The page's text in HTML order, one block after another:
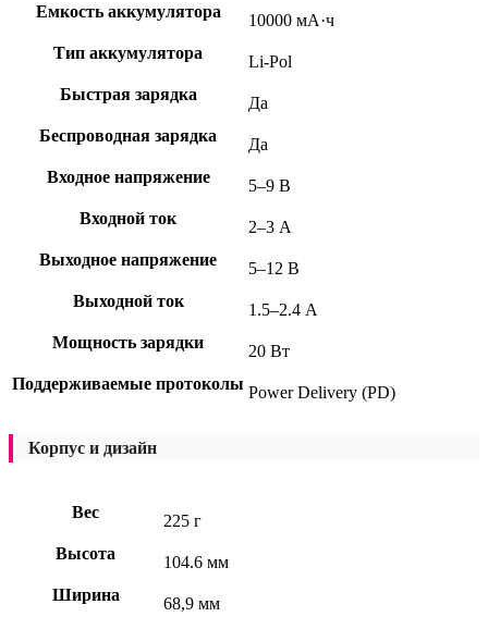
Емкость аккумулятора
10000 мА·ч
Тип аккумулятора
Li-Pol
Быстрая зарядка
Да
Беспроводная зарядка
Да
Входное напряжение
5–9 В
Входной ток
2–3 А
Выходное напряжение
5–12 В
Выходной ток
1.5–2.4 А
Мощность зарядки
20 Вт
Поддерживаемые протоколы Power Delivery (PD)
Корпус и дизайн
Вес
225 г
Высота
104.6 мм
Ширина
68,9 мм